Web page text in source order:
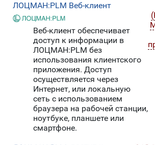
ЛОЦМАН:PLM Веб-клиент
Веб-клиент обеспечивает
доступ к информации в
ЛОЦМАН:PLM без
использования клиентского
приложения. Доступ
осуществляется через
Интернет, или локальную
сеть с использованием
браузера на рабочей станции,
ноутбуке, планшете или
смартфоне.